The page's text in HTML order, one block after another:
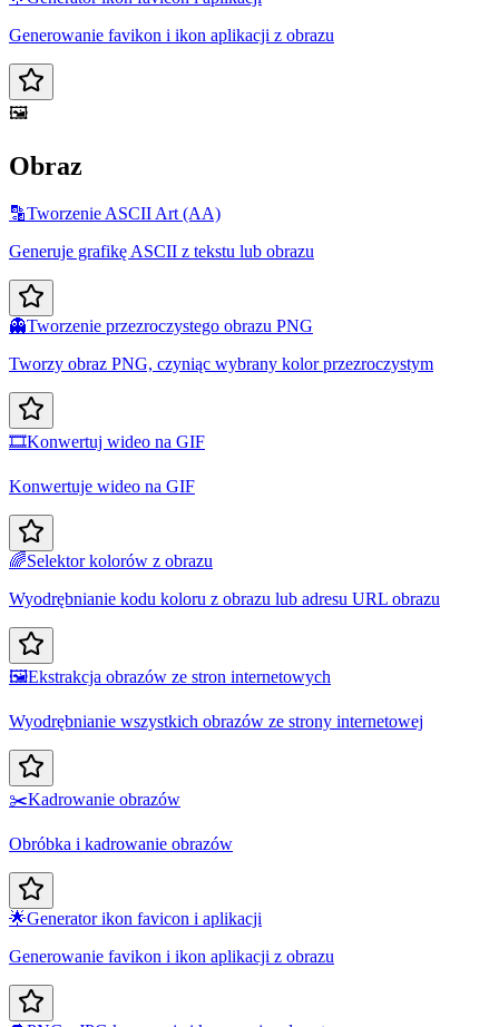
Generowanie favikon i ikon aplikacji z obrazu
🖼️
Obraz
🔡Tworzenie ASCII Art (AA)
Generuje grafikę ASCII z tekstu lub obrazu
👻Tworzenie przezroczystego obrazu PNG
Tworzy obraz PNG, czyniąc wybrany kolor przezroczystym
🎞️Konwertuj wideo na GIF
Konwertuje wideo na GIF
🌈Selektor kolorów z obrazu
Wyodrębnianie kodu koloru z obrazu lub adresu URL obrazu
🖼️Ekstrakcja obrazów ze stron internetowych
Wyodrębnianie wszystkich obrazów ze strony internetowej
✂️Kadrowanie obrazów
Obróbka i kadrowanie obrazów
🌟Generator ikon favicon i aplikacji
Generowanie favikon i ikon aplikacji z obrazu